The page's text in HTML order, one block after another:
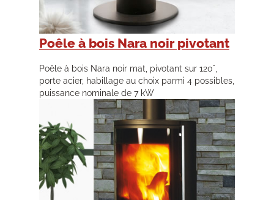
Poêle à bois Nara noir pivotant
Poêle à bois Nara noir mat, pivotant sur 120°,
porte acier, habillage au choix parmi 4 possibles,
puissance nominale de 7 kW